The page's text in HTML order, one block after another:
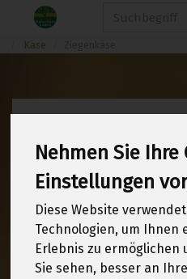
Nehmen Sie Ihre
Einstellungen
Diese Website
Technologien, um
Erlebnis zu ermöglichen
Sie sehen, besser an
Käse
12
Hersteller